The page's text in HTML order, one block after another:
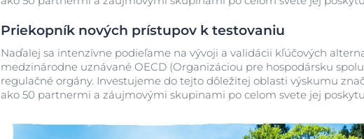
Priekopník nových prístupov k testovaniu
Naďalej sa intenzívne podieľame na vývoji a validácii kľúčových
medzinárodne uznávané OECD (Organizáciou pre hospodársku
regulačné orgány. Investujeme do tejto dôležitej oblasti výskumu
ako 50 partnermi a záujmovými skupinami po celom svete jej